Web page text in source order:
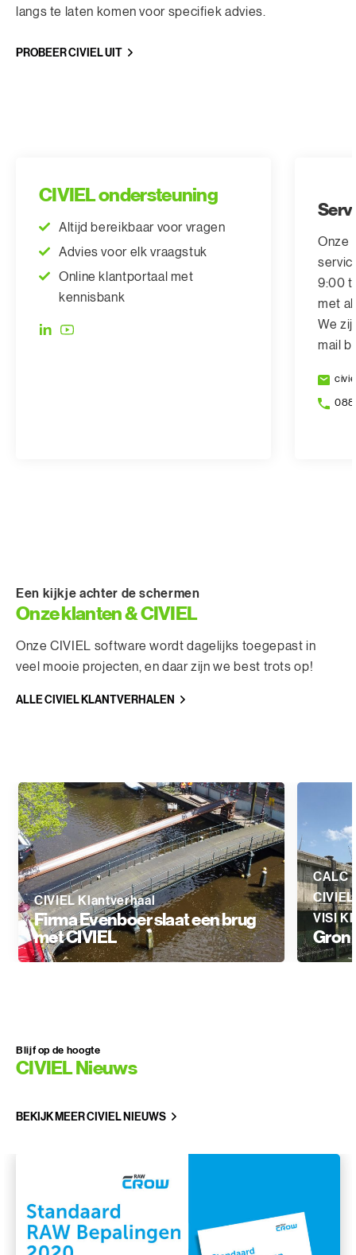
langs te laten komen voor specifiek advies.
PROBEER CIVIEL UIT
CIVIEL ondersteuning
Altijd bereikbaar voor vragen
Advies voor elk vraagstuk
Online klantportaal met
kennisbank
Onze
9:00
met
We
mail
088
Een kijkje achter de schermen
Onze klanten & CIVIEL
Onze CIVIEL software wordt dagelijks toegepast in
veel mooie projecten, en daar zijn we best trots op!
ALLE CIVIEL KLANTVERHALEN
CIVIEL Klantverhaal
Firma Evenboer slaat een brug
met CIVIEL
CALC
VISI
Blijf op de hoogte
CIVIEL Nieuws
BEKIJK MEER CIVIEL NIEUWS